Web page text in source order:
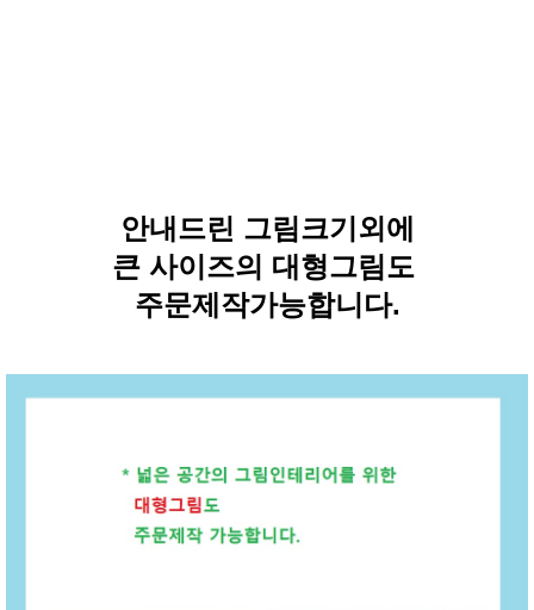
안내드린 그림크기외에
큰 사이즈의 대형그림도
주문제작가능합니다.